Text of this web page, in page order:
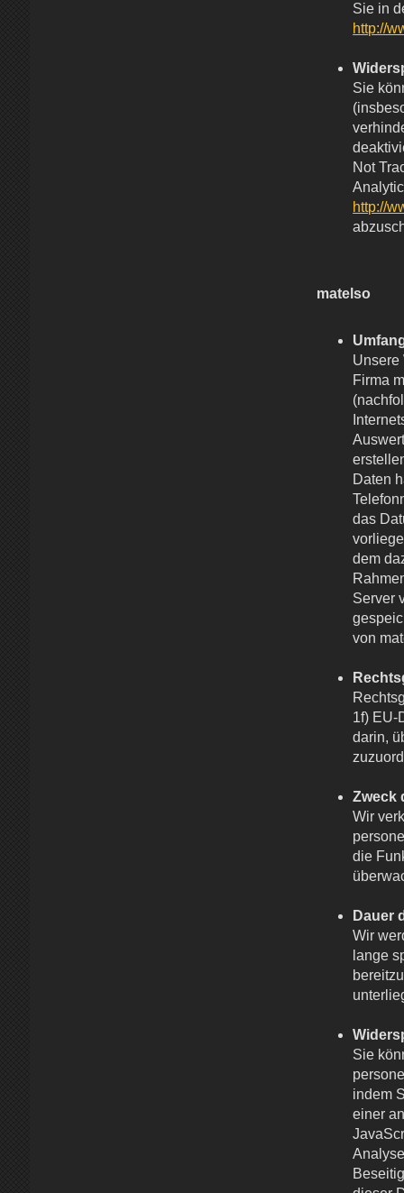
Sie in
http://
Sie
Not
http://
matelso
Unsere
Firma
Daten
das
dem
Server
von
1f) EU-
darin,
Zweck
Wir
die
Dauer
Wir
lange
Sie
indem
einer